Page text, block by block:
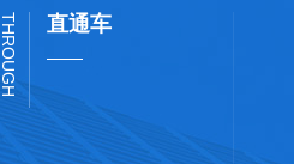
THROUGH 直通车